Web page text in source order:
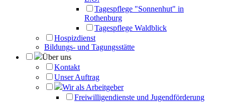
Tagespflege "Sonnenhut" in
Rothenburg
Tagespflege Waldblick
Hospizdienst
Bildungs- und Tagungsstätte
Über uns
Kontakt
Unser Auftrag
Wir als Arbeitgeber
Freiwilligendienste und Jugendförderung